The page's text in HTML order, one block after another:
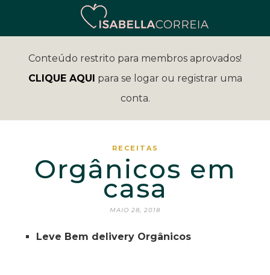
Conteúdo restrito para membros aprovados!
CLIQUE AQUI para se logar ou registrar uma
conta.
RECEITAS
Orgânicos em
casa
MAIO 28, 2018
Leve Bem delivery Orgânicos